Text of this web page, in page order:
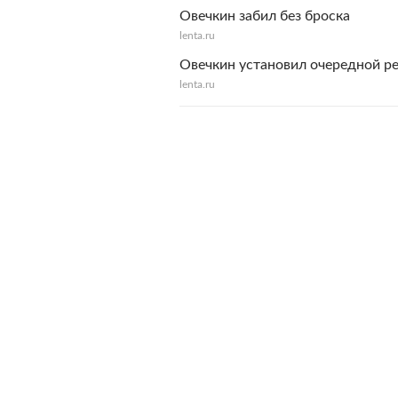
Овечкин забил без броска
lenta.ru
Овечкин установил очередной
lenta.ru